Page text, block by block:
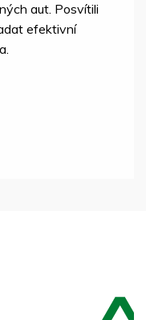
aut. Posvítili
efektivní